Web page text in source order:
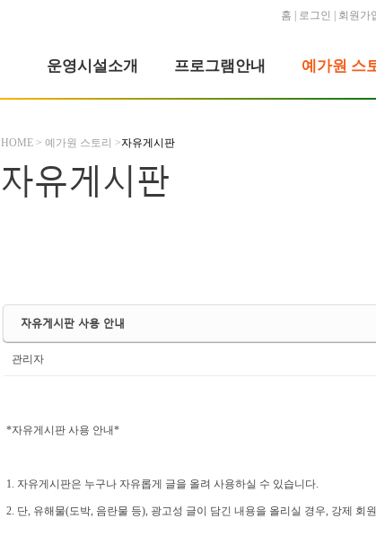
홈 로그인 회원가
운영시설소개 프로그램안내 예가원 스
HOME > 예가원 스토리 >자유게시판
자유게시판
자유게시판 사용 안내
관리자
*자유게시판 사용 안내*
1. 자유게시판은 누구나 자유롭게 글을 올려 사용하실 수 있습니다.
2. 단, 유해물(도박, 음란물 등), 광고성 글이 담긴 내용을 올리실 경우, 강제 회